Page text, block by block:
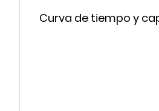
Curva de tiempo y